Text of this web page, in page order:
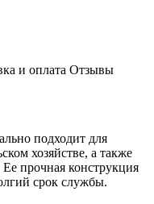
и оплата Отзывы
подходит для
хозяйстве, а также
прочная конструкция
срок службы.